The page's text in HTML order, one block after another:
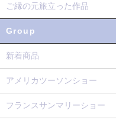
ご縁の元旅立った作品
Group
新着商品
アメリカツーソンショー
フランスサンマリーショー